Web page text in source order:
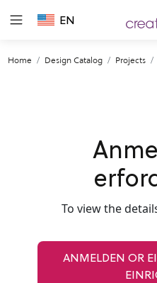
EN
Home Design Catalog Projects
To view the
ANMELDEN OR